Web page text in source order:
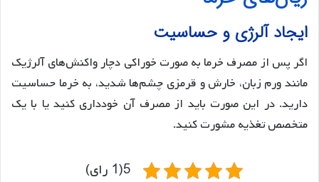
ایجاد آلرژی و حساسیت
اگر پس از مصرف خرما به صورت خوراکی دچار واکنش‌های آلرژیک
مانند ورم زبان، خارش و قرمزی چشم‌ها شدید، به خرما حساسیت
دارید. در این صورت باید از مصرف آن خودداری کنید یا با یک
متخصص تغذیه مشورت کنید.
5(1 رای)